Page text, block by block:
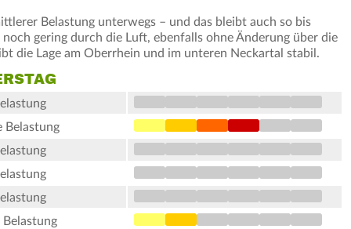
Belastung unterwegs – und das bleibt auch so bis
noch gering durch die Luft, ebenfalls ohne Änderung über die
die Lage am Oberrhein und im unteren Neckartal stabil.
Belastung
Belastung